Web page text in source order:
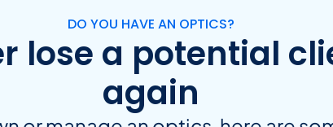
DO YOU HAVE AN OPTICS?
lose a potential
again